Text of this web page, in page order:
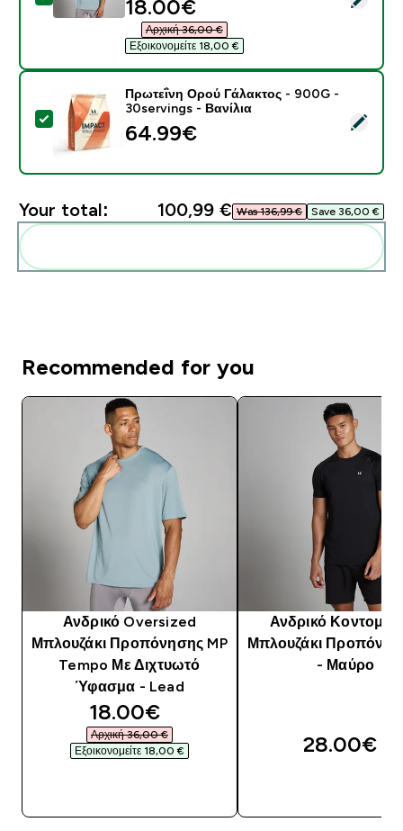
discounted price
18.00€‎
Αρχική 36,00 €‎
Εξοικονομείτε 18,00 €‎
Select this product - Πρωτεΐνη Ορού Γάλακτος -
Πρωτεΐνη Ορού Γάλακτος - 900G -
30servings - Βανίλια
64.99€‎
Your total: 100,99 €‎ Was 136,99 €‎ Save 36,00 €‎
Recommended for you
Ανδρικό Oversized
Μπλουζάκι Προπόνησης MP
Tempo Με Διχτυωτό
Ύφασμα - Lead
discounted price
18.00€‎
Αρχική 36,00 €‎
Εξοικονομείτε 18,00 €‎
Ανδρικό
Μπλουζάκι
- Μαύρο
28.00€‎